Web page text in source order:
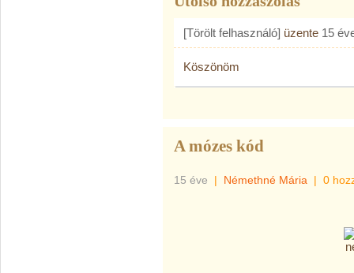
[Törölt felhasználó] üzente 15
Köszönöm
A mózes kód
15 éve | Némethné Mária | 0